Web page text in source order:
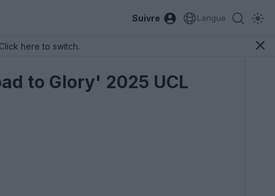
Suivre Langue
here to switch.
to Glory' 2025 UCL